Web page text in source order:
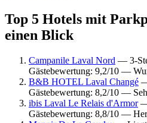
Top 5 Hotels mit
einen Blick
Campanile Laval Nord — 3-
Gästebewertung: 9,2/10 —
B&B HOTEL Laval Changé
Gästebewertung: 8,2/10 —
ibis Laval Le Relais d'Armor—
Gästebewertung: 8,8/10 —